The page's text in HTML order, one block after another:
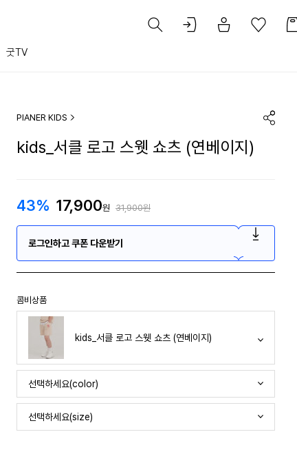
굿TV
PIANER KIDS
kids_서클 로고 스웻 쇼츠 (연베이지)
43% 17,900원 31,900원
로그인하고 쿠폰 다운받기
콤비상품
kids_서클 로고 스웻 쇼츠 (연베이지)
선택하세요(color)
선택하세요(size)